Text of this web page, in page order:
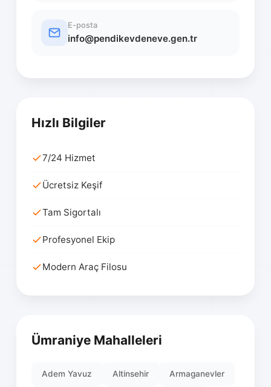
E-posta
info@pendikevdeneve.gen.tr
Hızlı Bilgiler
7/24 Hizmet
Ücretsiz Keşif
Tam Sigortalı
Profesyonel Ekip
Modern Araç Filosu
Ümraniye Mahalleleri
Adem Yavuz Altinsehir Armaganevler